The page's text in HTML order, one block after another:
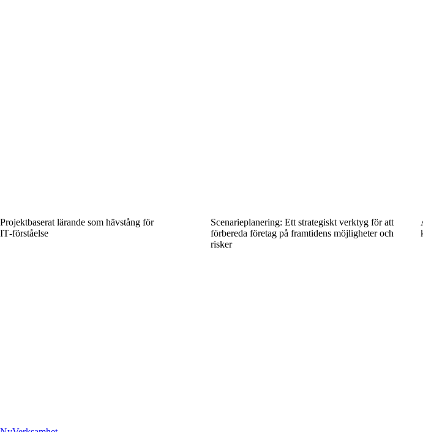
Projektbaserat lärande som hävstång för
IT‑förståelse
Scenarieplanering: Ett strategiskt verktyg för att
förbereda företag på framtidens möjligheter och
risker